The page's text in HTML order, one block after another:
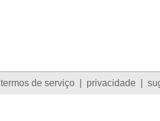
termos de serviço privacidade